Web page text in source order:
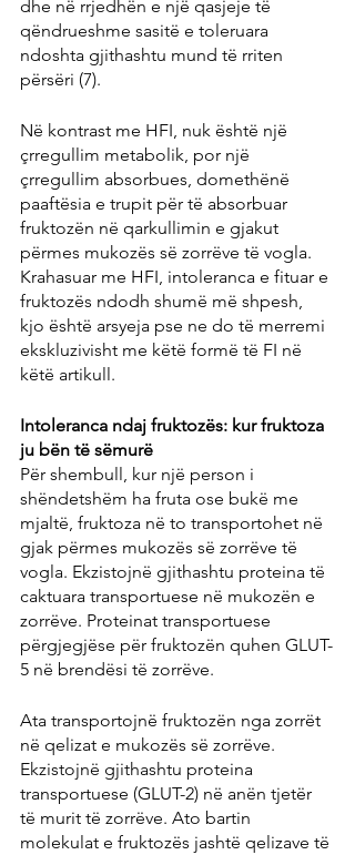
dhe në rrjedhën e një qasjeje të
qëndrueshme sasitë e toleruara
ndoshta gjithashtu mund të rriten
përsëri (7).
Në kontrast me HFI, nuk është një
çrregullim metabolik, por një
çrregullim absorbues, domethënë
paaftësia e trupit për të absorbuar
fruktozën në qarkullimin e gjakut
përmes mukozës së zorrëve të vogla.
Krahasuar me HFI, intoleranca e fituar e
fruktozës ndodh shumë më shpesh,
kjo është arsyeja pse ne do të merremi
ekskluzivisht me këtë formë të FI në
këtë artikull.
Intoleranca ndaj fruktozës: kur fruktoza
ju bën të sëmurë
Për shembull, kur një person i
shëndetshëm ha fruta ose bukë me
mjaltë, fruktoza në to transportohet në
gjak përmes mukozës së zorrëve të
vogla. Ekzistojnë gjithashtu proteina të
caktuara transportuese në mukozën e
zorrëve. Proteinat transportuese
përgjegjëse për fruktozën quhen GLUT-
5 në brendësi të zorrëve.
Ata transportojnë fruktozën nga zorrët
në qelizat e mukozës së zorrëve.
Ekzistojnë gjithashtu proteina
transportuese (GLUT-2) në anën tjetër
të murit të zorrëve. Ato bartin
molekulat e fruktozës jashtë qelizave të